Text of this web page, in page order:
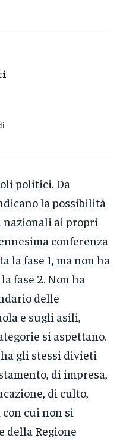
politici. Da
la possibilità
nazionali ai propri
conferenza
la fase 1, ma non ha
fase 2. Non ha
delle
e sugli asili,
si aspettano.
gli stessi divieti
di impresa,
di culto,
cui non si
della Regione